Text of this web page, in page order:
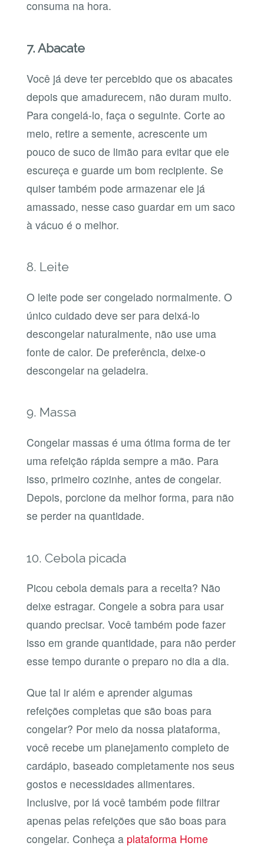
consuma na hora.
7. Abacate
Você já deve ter percebido que os abacates
depois que amadurecem, não duram muito.
Para congelá-lo, faça o seguinte. Corte ao
meio, retire a semente, acrescente um
pouco de suco de limão para evitar que ele
escureça e guarde um bom recipiente. Se
quiser também pode armazenar ele já
amassado, nesse caso guardar em um saco
à vácuo é o melhor.
8. Leite
O leite pode ser congelado normalmente. O
único cuidado deve ser para deixá-lo
descongelar naturalmente, não use uma
fonte de calor. De preferência, deixe-o
descongelar na geladeira.
9. Massa
Congelar massas é uma ótima forma de ter
uma refeição rápida sempre a mão. Para
isso, primeiro cozinhe, antes de congelar.
Depois, porcione da melhor forma, para não
se perder na quantidade.
10. Cebola picada
Picou cebola demais para a receita? Não
deixe estragar. Congele a sobra para usar
quando precisar. Você também pode fazer
isso em grande quantidade, para não perder
esse tempo durante o preparo no dia a dia.
Que tal ir além e aprender algumas
refeições completas que são boas para
congelar? Por meio da nossa plataforma,
você recebe um planejamento completo de
cardápio, baseado completamente nos seus
gostos e necessidades alimentares.
Inclusive, por lá você também pode filtrar
apenas pelas refeições que são boas para
congelar. Conheça a plataforma Home